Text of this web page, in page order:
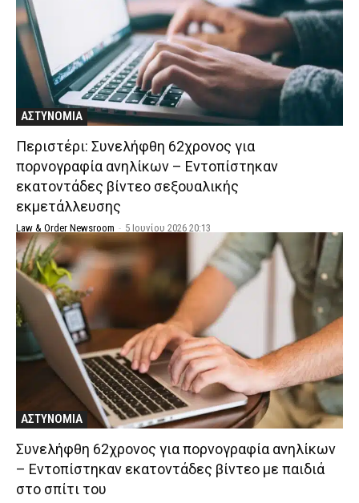
ΑΣΤΥΝΟΜΙΑ
Περιστέρι: Συνελήφθη 62χρονος για
πορνογραφία ανηλίκων – Εντοπίστηκαν
εκατοντάδες βίντεο σεξουαλικής
εκμετάλλευσης
Law & Order Newsroom - 5 Ιουνίου 2026 20:13
ΑΣΤΥΝΟΜΙΑ
Συνελήφθη 62χρονος για πορνογραφία ανηλίκων
– Εντοπίστηκαν εκατοντάδες βίντεο με παιδιά
στο σπίτι του